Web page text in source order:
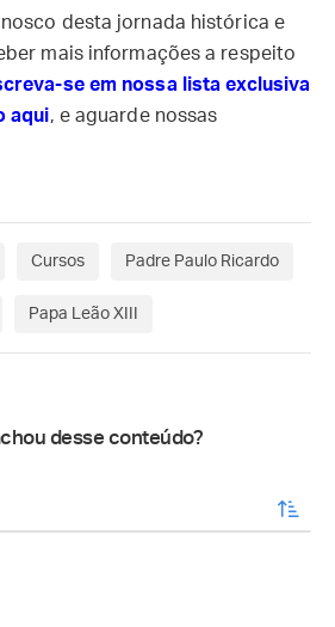
desta jornada histórica e
mais informações a respeito
se em nossa lista exclusiva
aqui, e aguarde nossas
Cursos Padre Paulo Ricardo
Papa Leão XIII
desse conteúdo?
enviar